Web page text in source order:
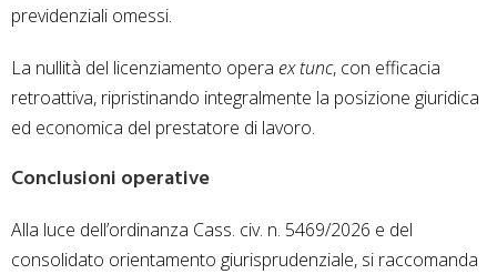
previdenziali omessi.
La nullità del licenziamento opera ex tunc, con efficacia
retroattiva, ripristinando integralmente la posizione giuridica
ed economica del prestatore di lavoro.
Conclusioni operative
Alla luce dell’ordinanza Cass. civ. n. 5469/2026 e del
consolidato orientamento giurisprudenziale, si raccomanda